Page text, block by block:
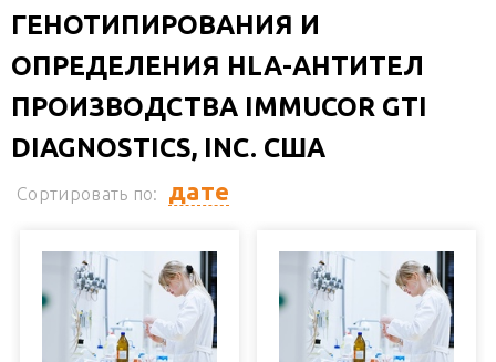
ГЕНОТИПИРОВАНИЯ И
ОПРЕДЕЛЕНИЯ HLA-АНТИТЕЛ
ПРОИЗВОДСТВА IMMUCOR GTI
DIAGNOSTICS, INC. США
Сортировать по: дате